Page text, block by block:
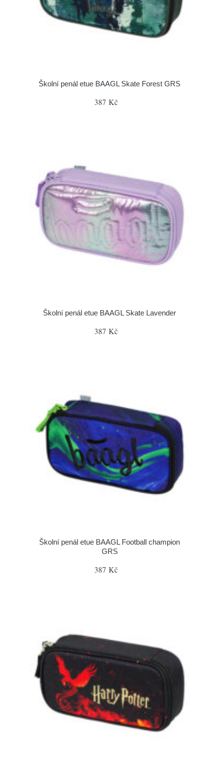
Školní penál etue BAAGL Skate Forest GRS
387 Kč
Školní penál etue BAAGL Skate Lavender
387 Kč
Školní penál etue BAAGL Football champion
GRS
387 Kč